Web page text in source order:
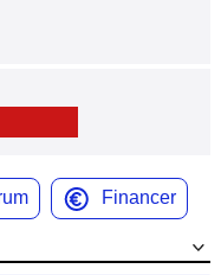
Financer